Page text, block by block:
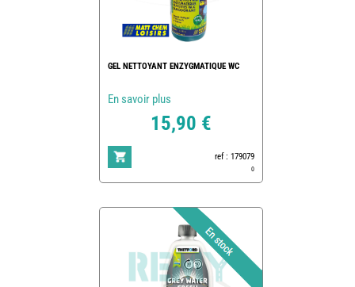
GEL NETTOYANT ENZYGMATIQUE WC
En savoir plus
15,90 €
ref : 179079
0